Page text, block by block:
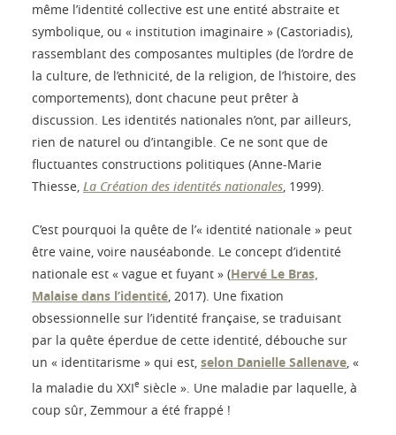
même l’identité collective est une entité abstraite et
symbolique, ou « institution imaginaire » (Castoriadis),
rassemblant des composantes multiples (de l’ordre de
la culture, de l’ethnicité, de la religion, de l’histoire, des
comportements), dont chacune peut prêter à
discussion. Les identités nationales n’ont, par ailleurs,
rien de naturel ou d’intangible. Ce ne sont que de
fluctuantes constructions politiques (Anne-Marie
Thiesse, La Création des identités nationales, 1999).
C’est pourquoi la quête de l’« identité nationale » peut
être vaine, voire nauséabonde. Le concept d’identité
nationale est « vague et fuyant » (Hervé Le Bras,
Malaise dans l’identité, 2017). Une fixation
obsessionnelle sur l’identité française, se traduisant
par la quête éperdue de cette identité, débouche sur
un « identitarisme » qui est, selon Danielle Sallenave, «
la maladie du XXIe siècle ». Une maladie par laquelle, à
coup sûr, Zemmour a été frappé !